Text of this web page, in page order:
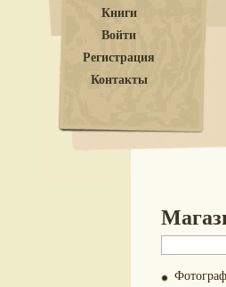
Книги
Войти
Регистрация
Контакты